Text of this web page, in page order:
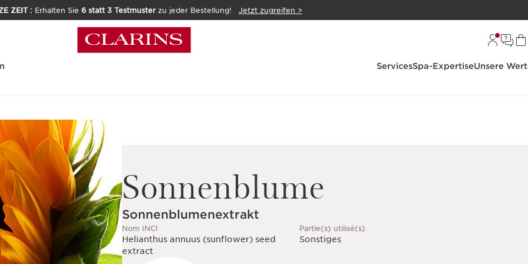
ZEIT : Erhalten Sie 6 statt 3 Testmusterzu jeder Bestellung! Jetzt zugreifen >
ServicesSpa-ExpertiseUnsere
Sonnenblume
Sonnenblumenextrakt
Nom INCI
Helianthus annuus (sunflower) seed
extract
Partie(s) utilisé(s)
Sonstiges